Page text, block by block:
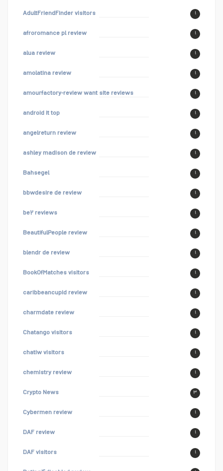
AdultFriendFinder visitors ۱
afroromance pl review ۱
alua review ۱
amolatina review ۱
amourfactory-review want site reviews ۱
android it top ۱
angelreturn review ۱
ashley madison de review ۱
Bahsegel ۱
bbwdesire de review ۱
be۲ reviews ۱
BeautifulPeople review ۱
blendr de review ۱
BookOfMatches visitors ۱
caribbeancupid review ۱
charmdate review ۱
Chatango visitors ۱
chatiw visitors ۱
chemistry review ۱
Crypto News ۳
Cybermen review ۱
DAF review ۱
DAF visitors ۱